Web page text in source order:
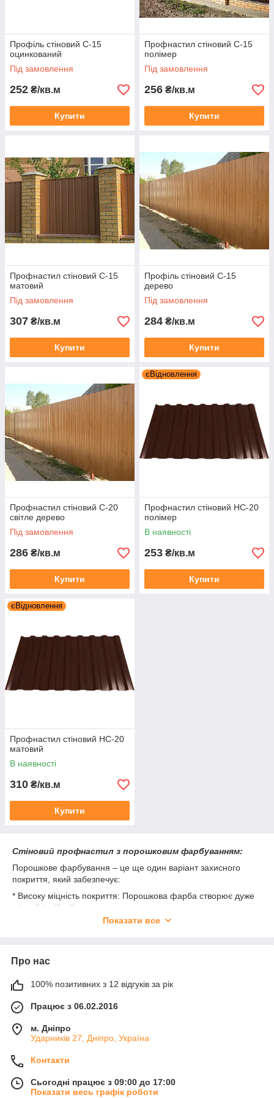
Профіль стіновий С-15
оцинкований
Під замовлення
252 ₴/кв.м
Купити
Профнастил стіновий С-15
полімер
Під замовлення
256 ₴/кв.м
Купити
Профнастил стіновий С-15
матовий
Під замовлення
307 ₴/кв.м
Купити
Профіль стіновий С-15
дерево
Під замовлення
284 ₴/кв.м
Купити
Профнастил стіновий С-20
світле дерево
Під замовлення
286 ₴/кв.м
Купити
єВідновлення
Профнастил стіновий НС-20
полімер
В наявності
253 ₴/кв.м
Купити
єВідновлення
Профнастил стіновий НС-20
матовий
В наявності
310 ₴/кв.м
Купити
Стіновий профнастил з порошковим фарбуванням:
Порошкове фарбування – це ще один варіант захисного
покриття, який забезпечує:
* Високу міцність покриття: Порошкова фарба створює дуже
міцний і стійкий до стирання шар.
* Стійкість до агресивних середовищ: Забезпечує додатковий
матеріалом.
Порівняння типів профнастилу:
легший та економічніший. Застосовується для обшивки стін з
невеликими навантаженнями.
* С15: Має середню висоту профілю, більш міцний, ніж С10,
підходить для більшості будівель.
* НС20: Найбільша висота профілю з представлених, має
високу міцність та жорсткість, використовується для обшивки
стін з високими навантаженнями.
Показати все
Про нас
100% позитивних з 12 відгуків за рік
Працює з 06.02.2016
м. Дніпро
Ударників 27, Дніпро, Україна
Контакти
Сьогодні працює з 09:00 до 17:00
Показати весь графік роботи